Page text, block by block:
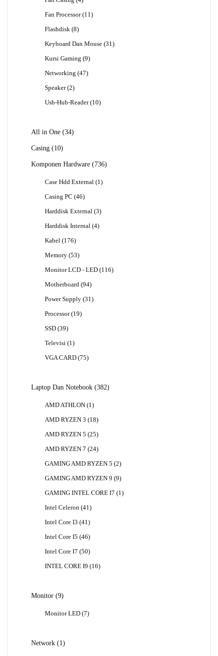
Fan Processor 11 11
Flashdisk 88
Keyboard Dan Mouse 31 31
Kursi Gaming 99
Networking 4747
Speaker 22
Usb-Hub-Reader 1010
All in One 3434
Casing
1010
Komponen Hardware
736736
Case Hdd External 1 1
Casing PC 4646
Harddisk External 33
Harddisk Internal 44
Kabel
176176
Memory 5353
Monitor LCD - LED 116116
Motherboard 9494
Power Supply 31 31
Processor 1919
SSD 3939
Televisi
1 1
VGA CARD 7575
Laptop Dan Notebook 382382
AMD ATHLON 1 1
AMD RYZEN 3
1818
AMD RYZEN 5 2525
AMD RYZEN 7 2424
GAMING AMD RYZEN 5 22
GAMING AMD RYZEN 9 99
GAMING INTEL CORE I7
1 1
Intel Celeron 41 41
Intel Core I3 41 41
Intel Core I5 4646
Intel Core I7 5050
INTEL CORE I9
1616
Monitor 99
Monitor LED 77
Network 11